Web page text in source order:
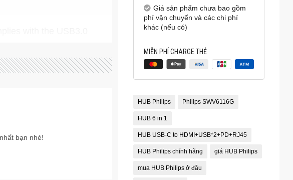
with the USB3.0
bạn nhé!
Giá sản phẩm chưa bao gồm
phí vận chuyển và các chi phí
khác (nếu có)
MIỄN PHÍ CHARGE THẺ
HUB Philips Philips SWV6116G
HUB 6 in 1
HUB USB-C to HDMI+USB*2+PD+RJ45
HUB Philips chính hãng giá HUB Philips
mua HUB Philips ở đâu